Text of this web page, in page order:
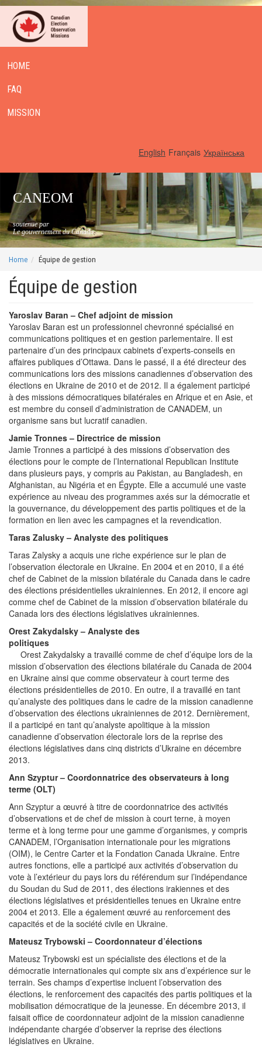
HOME
FAQ
MISSION
Українська
Français
English
CANEOM
soutenue par
Le gouvernement du Canada
Home Équipe de gestion
Équipe de gestion
Yaroslav Baran – Chef adjoint de mission
Yaroslav Baran est un professionnel chevronné spécialisé en
communications politiques et en gestion parlementaire. Il est
partenaire d’un des principaux cabinets d’experts-conseils en
affaires publiques d’Ottawa. Dans le passé, il a été directeur des
communications lors des missions canadiennes d’observation des
élections en Ukraine de 2010 et de 2012. Il a également participé
à des missions démocratiques bilatérales en Afrique et en Asie, et
est membre du conseil d’administration de CANADEM, un
organisme sans but lucratif canadien.
Jamie Tronnes– Directrice de mission
Jamie Tronnes a participé à des missions d’observation des
élections pour le compte de l’International Republican Institute
dans plusieurs pays, y compris au Pakistan, au Bangladesh, en
Afghanistan, au Nigéria et en Égypte. Elle a accumulé une vaste
expérience au niveau des programmes axés sur la démocratie et
la gouvernance, du développement des partis politiques et de la
formation en lien avec les campagnes et la revendication.
Taras Zalusky – Analyste des politiques
Taras Zalysky a acquis une riche expérience sur le plan de
l’observation électorale en Ukraine. En 2004 et en 2010, il a été
chef de Cabinet de la mission bilatérale du Canada dans le cadre
des élections présidentielles ukrainiennes. En 2012, il encore agi
comme chef de Cabinet de la mission d’observation bilatérale du
Canada lors des élections législatives ukrainiennes.
Orest Zakydalsky – Analyste des
politiques
Orest Zakydalsky a travaillé comme de chef d’équipe lors de la
mission d’observation des élections bilatérale du Canada de 2004
en Ukraine ainsi que comme observateur à court terme des
élections présidentielles de 2010. En outre, il a travaillé en tant
qu’analyste des politiques dans le cadre de la mission canadienne
d’observation des élections ukrainiennes de 2012. Dernièrement,
il a participé en tant qu’analyste apolitique à la mission
canadienne d’observation électorale lors de la reprise des
élections législatives dans cinq districts d’Ukraine en décembre
2013.
Ann Szyptur – Coordonnatrice des observateurs à long
terme (OLT)
Ann Szyptur a œuvré à titre de coordonnatrice des activités
d’observations et de chef de mission à court terne, à moyen
terme et à long terme pour une gamme d’organismes, y compris
CANADEM, l’Organisation internationale pour les migrations
(OIM), le Centre Carter et la Fondation Canada Ukraine. Entre
autres fonctions, elle a participé aux activités d’observation du
vote à l’extérieur du pays lors du référendum sur l’indépendance
du Soudan du Sud de 2011, des élections irakiennes et des
élections législatives et présidentielles tenues en Ukraine entre
2004 et 2013. Elle a également œuvré au renforcement des
capacités et de la société civile en Ukraine.
Mateusz Trybowski – Coordonnateur d’élections
Mateusz Trybowski est un spécialiste des élections et de la
démocratie internationales qui compte six ans d’expérience sur le
terrain. Ses champs d’expertise incluent l’observation des
élections, le renforcement des capacités des partis politiques et la
mobilisation démocratique de la jeunesse. En décembre 2013, il
faisait office de coordonnateur adjoint de la mission canadienne
indépendante chargée d’observer la reprise des élections
législatives en Ukraine.